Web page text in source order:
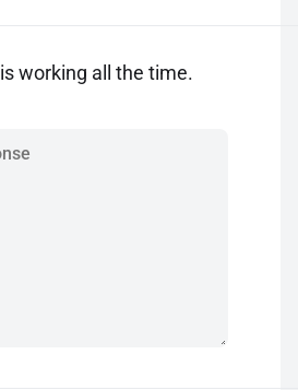
is working all the time.